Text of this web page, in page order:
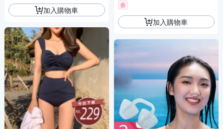
加入購物車 券
加入購物車